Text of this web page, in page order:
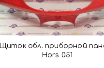
Щиток обл. приборной
Hors 051